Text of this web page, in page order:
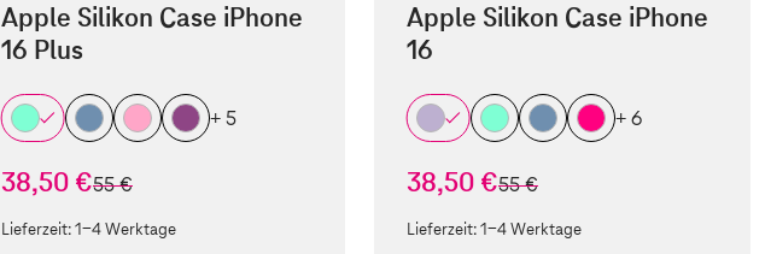
Apple Silikon Case iPhone
16 Plus
+ 5
38,50 €statt
55 €
Lieferzeit:1-4 Werktage
Apple Silikon Case iPhone
16
+ 6
38,50 €statt
55 €
Lieferzeit:1-4 Werktage